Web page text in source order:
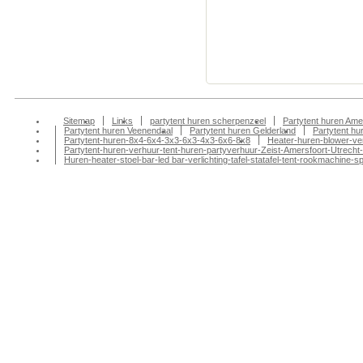
Sitemap Links partytent huren scherpenzeel
Partytent huren
Partytent huren Veenendaal
Partytent huren Gelderland
Partytent
Partytent-huren-8x4-6x4-3x3-6x3-4x3-6x6-8x8
Heater-huren-blower-
Partytent-huren-verhuur-tent-huren-partyverhuur-Zeist-Amersfoort-
Huren-heater-stoel-bar-led bar-verlichting-tafel-statafel-tent-